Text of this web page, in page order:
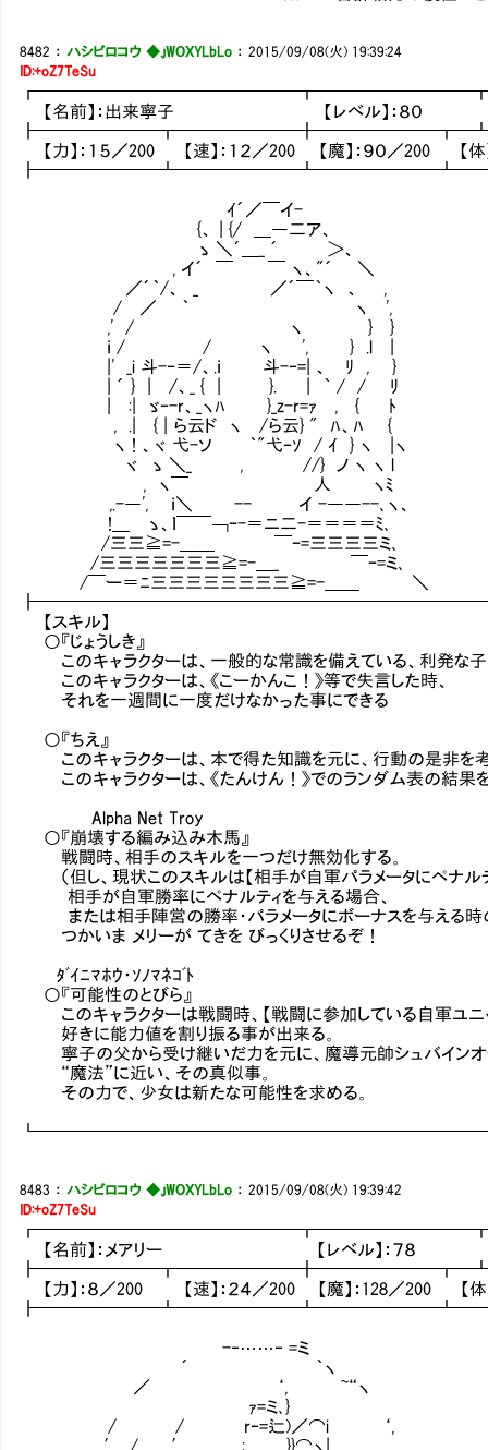
8482 ： ハシビロコウ ◆.jWOXYLbLo ：2015/09/08(火) 19:39:24
ID:+oZ7TeSu
【名前】：出来寧子 【レベル】：８０ 【アライ
【力】：１５／200 【速】：１２／200 【魔】：９０／200 【体
ｲ´／￣イ-
{、 | {/ ＿―二ア、
ゝ ＼´＿_ ´ ＞、
, イ´ ￣ ￣ ヽ、"´ ＼
／´｀/、 _ ／´￣｀ヽ 、 ,
/ ／ ｀ ヽ ',
,' / ヽ } }
ｉ / / ヽ ', } .l |
|' _i 斗-‐＝/、.ｉ 斗-‐=| 、 ﾘ , }
| ´ } | /、_ { | }. | ｀ / / ﾘ
| :| ゞ‐-r、_ヽﾊ }_z-r=ｧ , { ﾄ
, .| { | ら云ド ヽ /ら云} " ﾊ、ﾊ {
ヽ ! 、ヾ 弋-ソ ｀"弋‐ｿ / ｲ } ヽ |ヽ
ヾ ゝ ＼_ , //} ノ ヽ ヽ l
, ヽ￣ 人 ヽﾐ
,.-―', ｉ＼ -- イ -――--､ヽ、
!＿ ゝ、ｌ￣￣￢ｰ-＝ニ二-＝＝＝＝ﾐ､
/三三≧=-＿＿ ￣ｰ=三三三三ミ､
/三三三三三三三≧=-＿_ ￣ｰ=ミ､
/￣ー＝ﾆ三三三三三三三三≧=-＿＿ ＼
【スキル】
○『じょうしき』
このキャラクターは、一般的な常識を備えている、利発な子
このキャラクターは、《こーかんこ！》等で失言した時、
それを一週間に一度だけなかった事にできる
○『ちえ』
このキャラクターは、本で得た知識を元に、行動の是非を考
このキャラクターは、《たんけん！》でのランダム表の結果を
Alpha Net Troy
○『崩壊する編み込み木馬』
戦闘時、相手のスキルを一つだけ無効化する。
（但し、現状このスキルは【相手が自軍パラメータにペナル
相手が自軍勝率にペナルティを与える場合、
または相手陣営の勝率・パラメータにボーナスを与える時
つかいま メリーが てきを びっくりさせるぞ！
ﾀﾞｲﾆﾏﾎｳ・ｿﾉﾏﾈｺﾞﾄ
○『可能性のとびら』
このキャラクターは戦闘時、【戦闘に参加している自軍ユニ
好きに能力値を割り振る事が出来る。
寧子の父から受け継いだ力を元に、魔導元帥シュバインオ
“魔法”に近い、その真似事。
その力で、少女は新たな可能性を求める。
8483 ： ハシビロコウ ◆.jWOXYLbLo ：2015/09/08(火) 19:39:42
ID:+oZ7TeSu
【名前】：メアリー 【レベル】：７８ 【アライ
【力】：８／200 【速】：２４／200 【魔】：128／200 【体
-‐……‐ =ミ
´ ｀ヽ
／ ‘, ~“ヽ
ｧ=ミ､}
/ / r‐=辷)／⌒i ‘,
′ ./ .′ ; }}⌒ヽ| ,